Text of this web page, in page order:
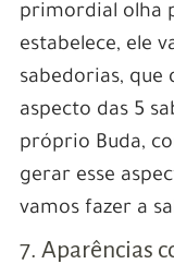
primordial olha
estabelece, ele
sabedorias, que
aspecto das 5
próprio Buda,
gerar esse
vamos fazer a
7. Aparências